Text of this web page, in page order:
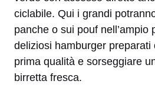
ciclabile. Qui i grandi
panche o sui pouf nell’ampio
deliziosi hamburger preparati
prima qualità e sorseggiare
birretta fresca.